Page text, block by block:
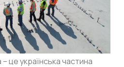
це українська частина